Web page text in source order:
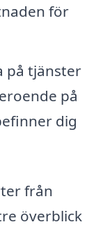
för
på tjänster
på
dig
från
överblick